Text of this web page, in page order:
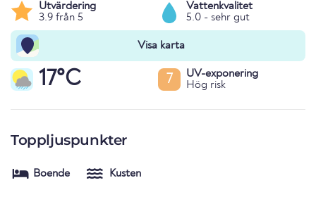
Utvärdering
3.9 från 5
Vattenkvalitet
5.0 - sehr gut
Visa karta
17°C 7
UV-exponering
Hög risk
Toppljuspunkter
Boende Kusten